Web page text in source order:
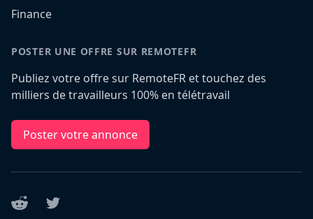
Finance
POSTER UNE OFFRE SUR REMOTEFR
Publiez votre offre sur RemoteFR et touchez des
milliers de travailleurs 100% en télétravail
Poster votre annonce
Reddit Twitter